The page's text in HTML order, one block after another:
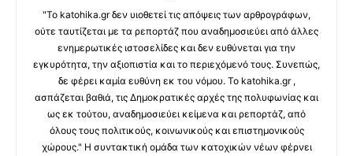
"Το katohika.gr δεν υιοθετεί τις απόψεις των αρθρογράφων,
ούτε ταυτίζεται με τα ρεπορτάζ που αναδημοσιεύει από άλλες
ενημερωτικές ιστοσελίδες και δεν ευθύνεται για την
εγκυρότητα, την αξιοπιστία και το περιεχόμενό τους. Συνεπώς,
δε φέρει καμία ευθύνη εκ του νόμου. Το katohika.gr ,
ασπάζεται βαθιά, τις Δημοκρατικές αρχές της πολυφωνίας και
ως εκ τούτου, αναδημοσιεύει κείμενα και ρεπορτάζ, από
όλους τους πολιτικούς, κοινωνικούς και επιστημονικούς
χώρους." Η συντακτική ομάδα των κατοχικών νέων φέρνει